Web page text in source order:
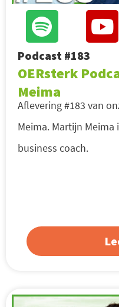
Podcast #183
OERsterk
Meima
Aflevering #183 van
Meima. Martijn
business coach.